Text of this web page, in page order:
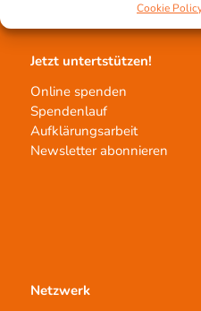
Cookie
Jetzt untertstützen!
Online spenden
Spendenlauf
Aufklärungsarbeit
Newsletter abonnieren
Netzwerk